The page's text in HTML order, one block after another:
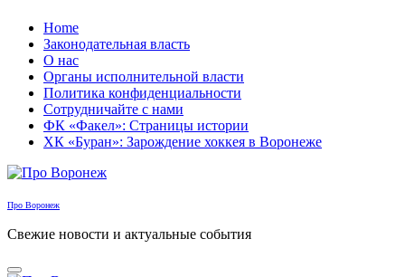
Перейти
содержанию
Home
Законодательная власть
О нас
Органы исполнительной власти
Политика конфиденциальности
Сотрудничайте с нами
ФК «Факел»: Страницы истории
ХК «Буран»: Зарождение хоккея в Воронеже
Про Воронеж
Свежие новости и актуальные события